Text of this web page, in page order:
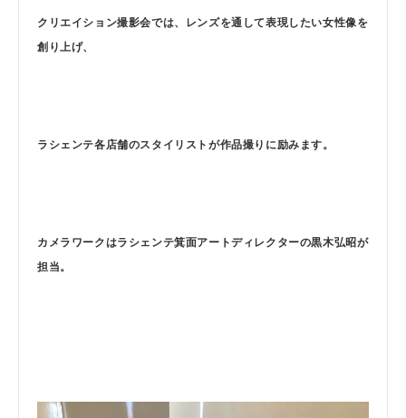
クリエイション撮影会では、レンズを通して表現したい女性像を
創り上げ、
ラシェンテ各店舗のスタイリストが作品撮りに励みます。
カメラワークはラシェンテ箕面アートディレクターの黒木弘昭が
担当。